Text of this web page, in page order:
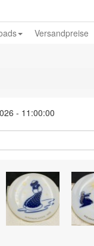
Versandpreise
- 11:00:00